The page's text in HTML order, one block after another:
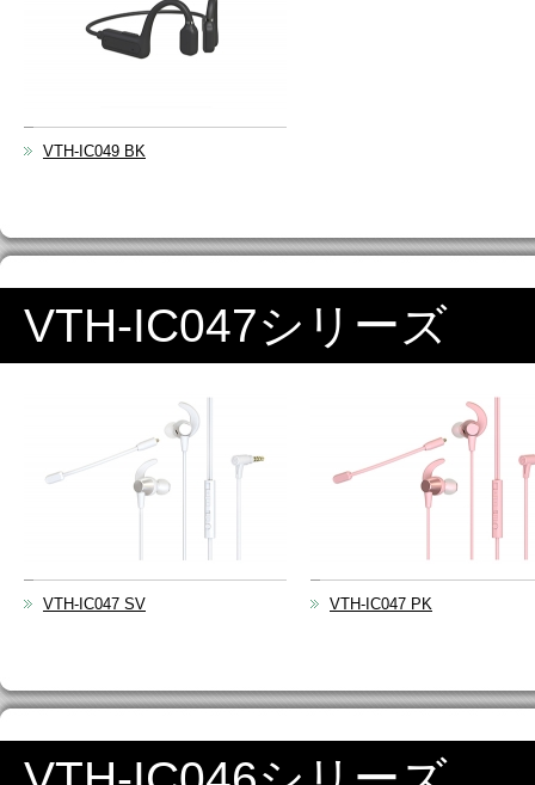
VTH-IC049 BK
VTH-IC047シリーズ
VTH-IC047 SV VTH-IC047 PK